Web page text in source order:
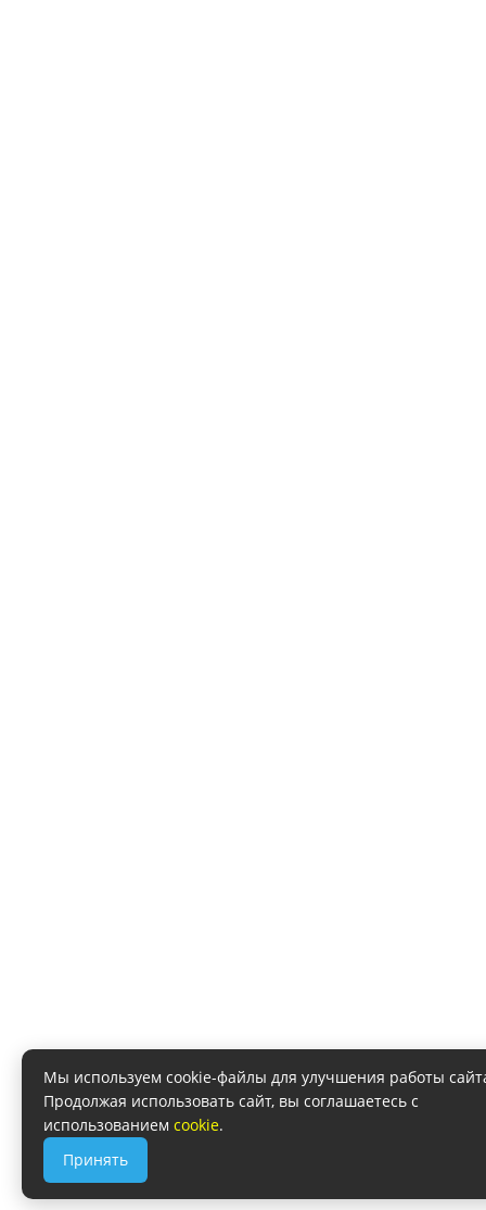
Мы используем cookie-файлы для улучшения работы
Продолжая использовать сайт, вы соглашаетесь с
использованием cookie.
Принять